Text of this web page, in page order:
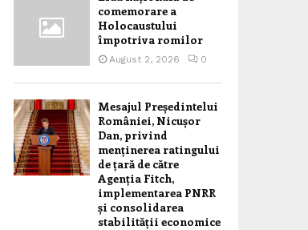
comemorare a
Holocaustului
împotriva romilor
August 2, 2026 0
Mesajul Președintelui
României, Nicușor
Dan, privind
menținerea ratingului
de țară de către
Agenția Fitch,
implementarea PNRR
și consolidarea
stabilității economice